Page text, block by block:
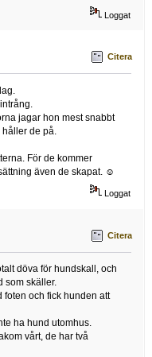
Loggat
Citera
jagar hon mest snabbt
håller de på.
För de kommer
även de skapat. ☺️
Loggat
Citera
döva för hundskall, och
som skäller.
foten och fick hunden att
ha hund utomhus.
vårt, de har två